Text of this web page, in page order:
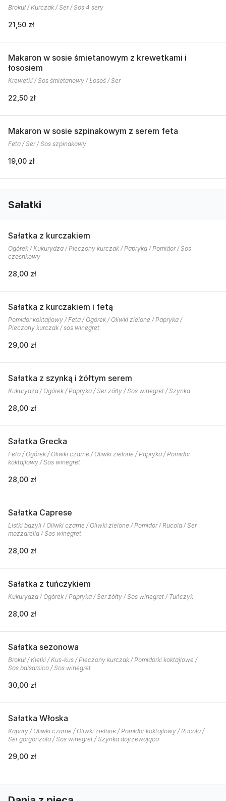
Brokuł / Kurczak / Ser / Sos 4 sery
21,50 zł
Makaron w sosie śmietanowym z krewetkami i
łososiem
Krewetki / Sos śmietanowy / Łosoś / Ser
22,50 zł
Makaron w sosie szpinakowym z serem feta
Feta / Ser / Sos szpinakowy
19,00 zł
Sałatki
Sałatka z kurczakiem
Ogórek / Kukurydza / Pieczony kurczak / Papryka / Pomidor / Sos
czosnkowy
28,00 zł
Sałatka z kurczakiem i fetą
Pomidor koktajlowy / Feta / Ogórek / Oliwki zielone / Papryka /
Pieczony kurczak / sos winegret
29,00 zł
Sałatka z szynką i żółtym serem
Kukurydza / Ogórek / Papryka / Ser żółty / Sos winegret / Szynka
28,00 zł
Sałatka Grecka
Feta / Ogórek / Oliwki czarne / Oliwki zielone / Papryka / Pomidor
koktajlowy / Sos winegret
28,00 zł
Sałatka Caprese
Listki bazyli / Oliwki czarne / Oliwki zielone / Pomidor / Rucola / Ser
mozzarella / Sos winegret
28,00 zł
Sałatka z tuńczykiem
Kukurydza / Ogórek / Papryka / Ser żółty / Sos winegret / Tuńczyk
28,00 zł
Sałatka sezonowa
Brokuł / Kiełki / Kus-kus / Pieczony kurczak / Pomidorki koktajlowe /
Sos balsamico / Sos winegret
30,00 zł
Sałatka Włoska
Kapary / Oliwki czarne / Oliwki zielone / Pomidor koktajlowy / Rucola /
Ser gorgonzola / Sos winegret / Szynka dojrzewająca
29,00 zł